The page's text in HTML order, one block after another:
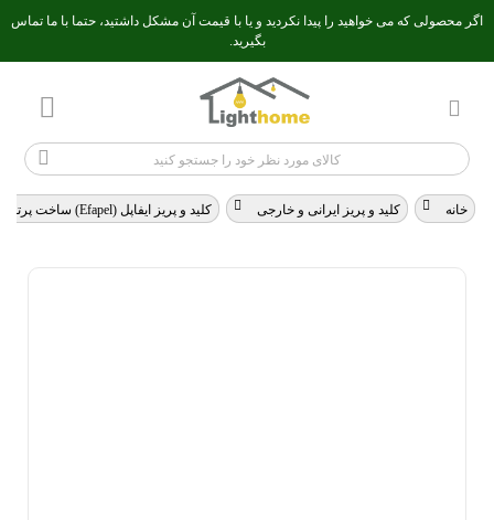
اگر محصولی که می خواهید را پیدا نکردید و یا با قیمت آن مشکل داشتید، حتما با ما تماس
بگیرید.
خانه > کلید و پریز ایرانی و خارجی کلید و پریز ایفاپل (Efapel) ساخت پرتغال